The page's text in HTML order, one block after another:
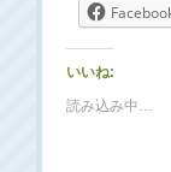
いいね:
読み込み中…